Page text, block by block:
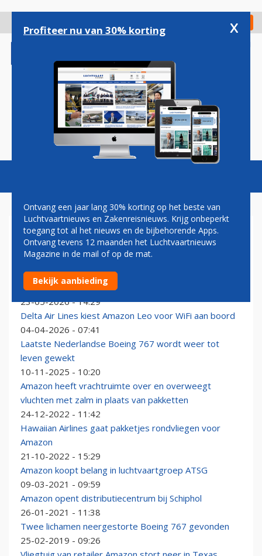
gaan
Check in
Magazine Podcasts Vacatures
AMAZON
Ruimtevaartbedrijf Blue Origin steekt 600 miljoen in
uitbreiding
23-05-2026 - 14:29
Delta Air Lines kiest Amazon Leo voor WiFi aan boord
04-04-2026 - 07:41
Laatste Nederlandse Boeing 767 wordt weer tot
leven gewekt
10-11-2025 - 10:20
Amazon heeft vrachtruimte over en overweegt
vluchten met zalm in plaats van pakketten
24-12-2022 - 11:42
Hawaiian Airlines gaat pakketjes rondvliegen voor
Amazon
21-10-2022 - 15:29
Amazon koopt belang in luchtvaartgroep ATSG
09-03-2021 - 09:59
Amazon opent distributiecentrum bij Schiphol
26-01-2021 - 11:38
Twee lichamen neergestorte Boeing 767 gevonden
25-02-2019 - 09:26
Profiteer nu van 30% korting x
Ontvang een jaar lang 30% korting op het beste van
Luchtvaartnieuws en Zakenreisnieuws. Krijg onbeperkt
toegang tot al het nieuws en de bijbehorende Apps.
Ontvang tevens 12 maanden het Luchtvaartnieuws
Magazine in de mail of op de mat.
Bekijk aanbieding